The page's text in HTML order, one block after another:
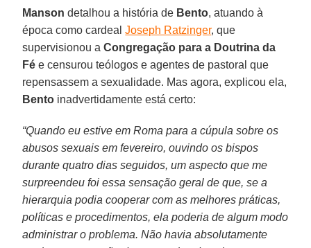
Manson detalhou a história de Bento, atuando à
época como cardealJoseph Ratzinger, que
supervisionou aCongregação para a Doutrina da
Fé e censurou teólogos e agentes de pastoral que
repensassem a sexualidade. Mas agora, explicou ela,
Bento inadvertidamente está certo:
“Quando eu estive em Roma para a cúpula sobre os
abusos sexuais em fevereiro, ouvindo os bispos
durante quatro dias seguidos, um aspecto que me
surpreendeu foi essa sensação geral de que, se a
hierarquia podia cooperar com as melhores práticas,
políticas e procedimentos, ela poderia de algum modo
administrar o problema. Não havia absolutamente